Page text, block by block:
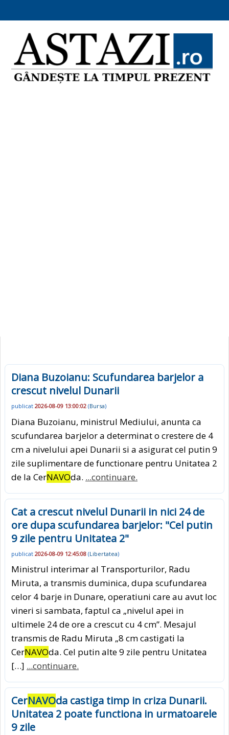
Diana Buzoianu: Scufundarea barjelor a
crescut nivelul Dunarii
publicat 2026-08-09 13:00:02 (Bursa)
Diana Buzoianu, ministrul Mediului, anunta ca
scufundarea barjelor a determinat o crestere de 4
cm a nivelului apei Dunarii si a asigurat cel putin 9
zile suplimentare de functionare pentru Unitatea 2
de la CerNAVOda. ...continuare.
Cat a crescut nivelul Dunarii in nici 24 de
ore dupa scufundarea barjelor: "Cel putin
9 zile pentru Unitatea 2"
publicat 2026-08-09 12:45:08 (Libertatea)
Ministrul interimar al Transporturilor, Radu
Miruta, a transmis duminica, dupa scufundarea
celor 4 barje in Dunare, operatiuni care au avut loc
vineri si sambata, faptul ca „nivelul apei in
ultimele 24 de ore a crescut cu 4 cm”. Mesajul
transmis de Radu Miruta „8 cm castigati la
CerNAVOda. Cel putin alte 9 zile pentru Unitatea
[…] ...continuare.
CerNAVOda castiga timp in criza Dunarii.
Unitatea 2 poate functiona in urmatoarele
9 zile